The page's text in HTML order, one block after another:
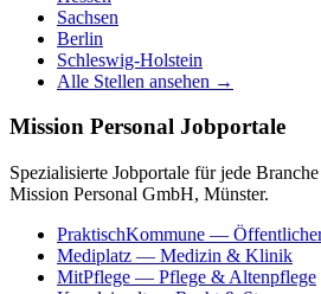
Sachsen
Berlin
Schleswig-Holstein
Alle Stellen ansehen →
Mission Personal Jobportale
Spezialisierte Jobportale für jede
Mission Personal GmbH, Münster.
PraktischKommune —
Mediplatz — Medizin & Klinik
MitPflege — Pflege & Altenpflege